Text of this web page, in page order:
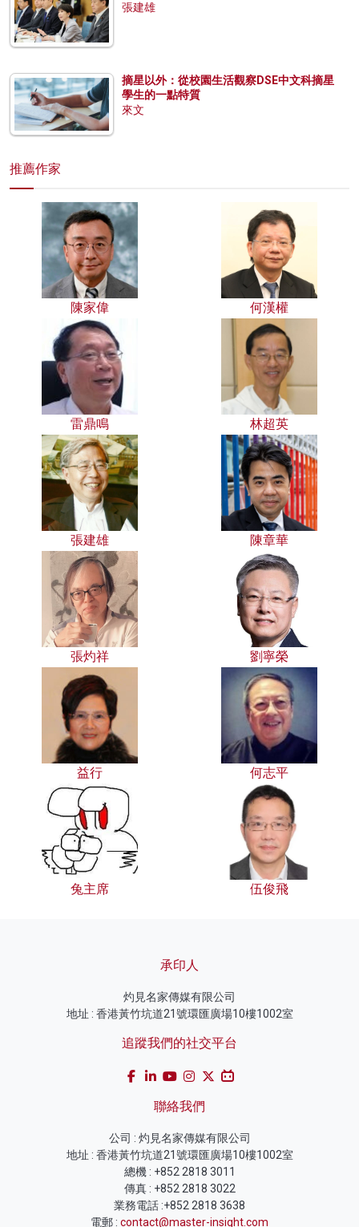
張建雄
摘星以外：從校園生活觀察DSE中文科摘星
學生的一點特質
來文
推薦作家
陳家偉 何漢權
雷鼎鳴 林超英
張建雄 陳章華
張灼祥 劉寧榮
益行 何志平
兔主席 伍俊飛
承印人
灼見名家傳媒有限公司
地址 : 香港黃竹坑道21號環匯廣場10樓1002室
追蹤我們的社交平台
聯絡我們
公司 : 灼見名家傳媒有限公司
地址 : 香港黃竹坑道21號環匯廣場10樓1002室
總機 : +852 2818 3011
傳真 : +852 2818 3022
業務電話 :+852 2818 3638
電郵 : contact@master-insight.com